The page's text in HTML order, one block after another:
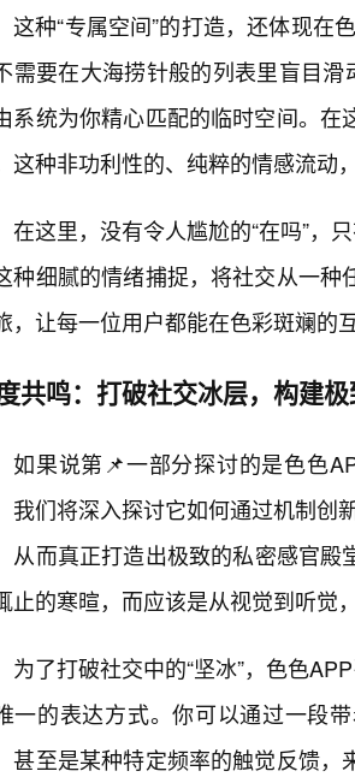
这种“专属空间”的打造，还体现在
需要在大海捞针般的列表里盲目
系统为你精心匹配的临时空间。
这种非功利性的、纯粹的情感流动
在这里，没有令人尴尬的“在吗”，
种细腻的情绪捕捉，将社交从一
，让每一位用户都能在色彩斑斓的
共鸣：打破社交冰层，构建
如果说第📌一部分探讨的是色色
我们将深入探讨它如何通过机制创
从而真正打造出极致的私密感官
止的寒暄，而应该是从视觉到听觉
为了打破社交中的“坚冰”，色色
一的表达方式。你可以通过一段
甚至是某种特定频率的触觉反馈